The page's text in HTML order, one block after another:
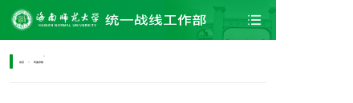
首页 > 民族宗教
>